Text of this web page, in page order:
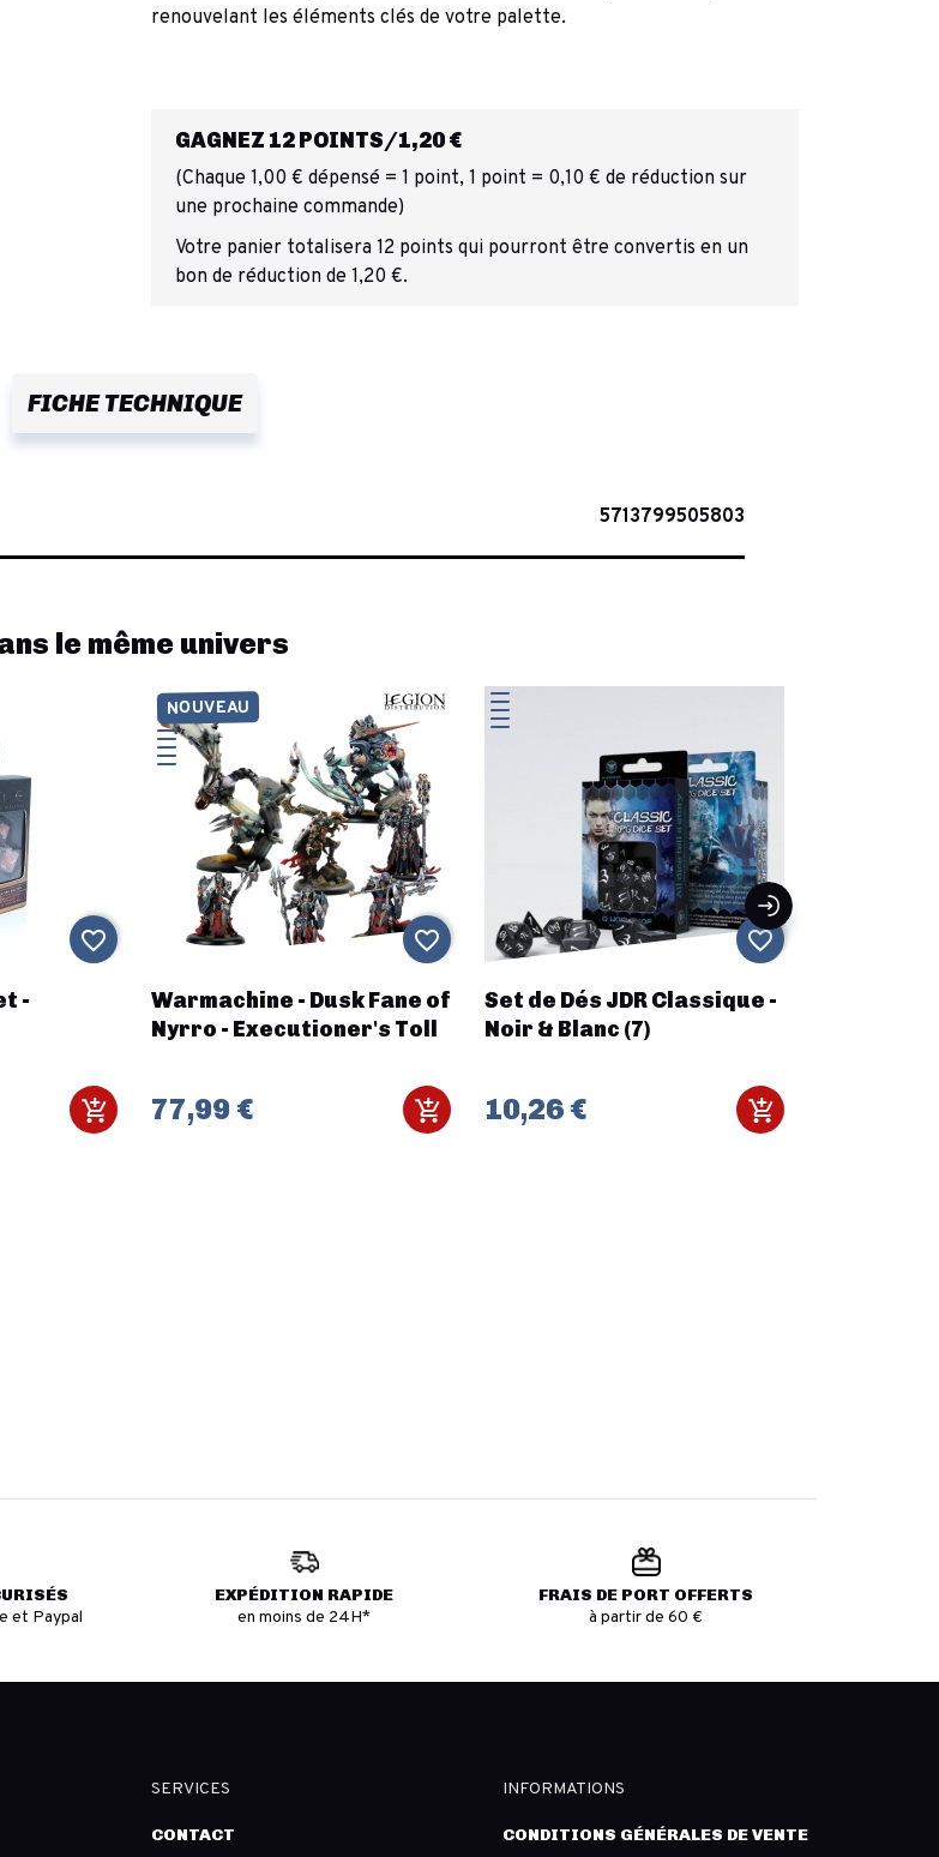
renouvelant les éléments clés de votre palette.
GAGNEZ 12 POINTS/1,20 €
(Chaque 1,00 € dépensé = 1 point, 1 point = 0,10 € de réduction sur
une prochaine commande)
Votre panier totalisera 12 points qui pourront être convertis en un
bon de réduction de 1,20 €.
FICHE TECHNIQUE
5713799505803
le même univers
-
favorite_border
Warmachine - Dusk Fane of
Nyrro - Executioner's Toll
77,99 €
NOUVEAU
favorite_border
Set de Dés JDR Classique -
Noir & Blanc (7)
10,26 €
favorite_border
et Paypal
EXPÉDITION RAPIDE
en moins de 24H*
FRAIS DE PORT OFFERTS
à partir de 60 €
SERVICES
CONTACT
INFORMATIONS
CONDITIONS GÉNÉRALES DE VENTE